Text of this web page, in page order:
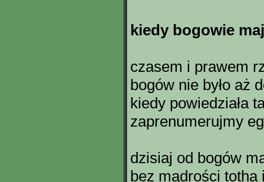
kiedy bogowie
czasem i prawem
bogów nie było aż
kiedy powiedziała
zaprenumerujmy
dzisiaj od bogów
bez mądrości totha